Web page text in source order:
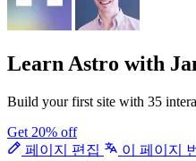
Learn Astro with
Build your first site with 35
Get 20% off
페이지 편집
이 페이지